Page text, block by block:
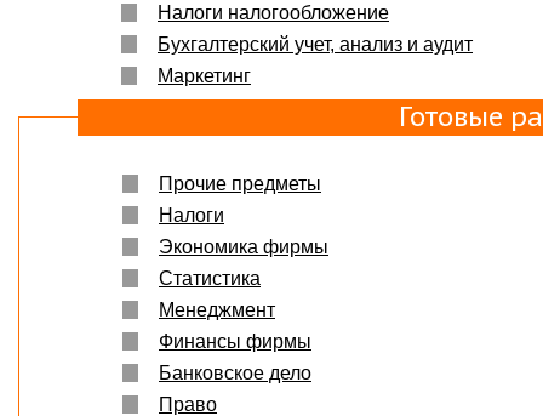
Налоги налогообложение
Бухгалтерский учет, анализ и аудит
Маркетинг
Готовые
Прочие предметы
Налоги
Экономика фирмы
Статистика
Менеджмент
Финансы фирмы
Банковское дело
Право